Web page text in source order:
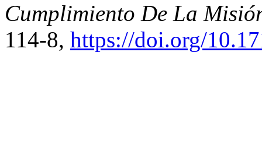
Cumplimiento De La
114-8, https://doi.org/